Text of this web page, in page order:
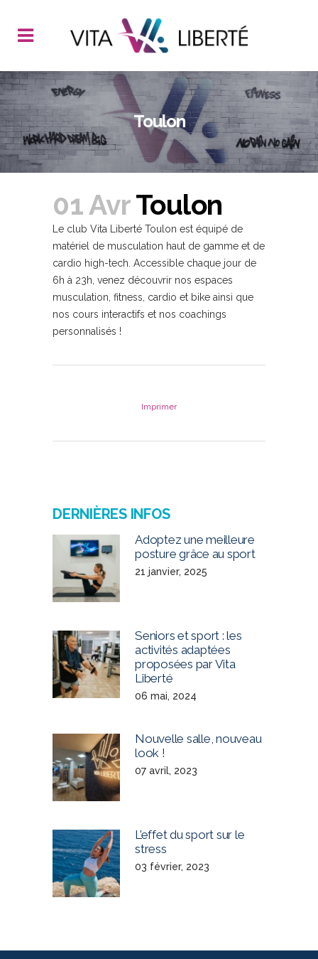
Toulon
01 AvrToulon
Le club Vita Liberté Toulon est équipé de
matériel de musculation haut de gamme et de
cardio high-tech. Accessible chaque jour de
6h à 23h, venez découvrir nos espaces
musculation, fitness, cardio et bike ainsi que
nos cours interactifs et nos coachings
personnalisés !
Imprimer
DERNIÈRES INFOS
Adoptez une meilleure
posture grâce au sport
21 janvier, 2025
Seniors et sport : les
activités adaptées
proposées par Vita
Liberté
06 mai, 2024
Nouvelle salle, nouveau
look !
07 avril, 2023
L’effet du sport sur le
stress
03 février, 2023